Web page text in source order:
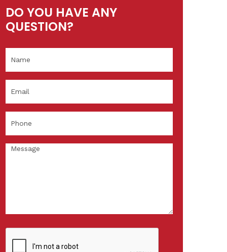
DO YOU HAVE ANY
QUESTION?